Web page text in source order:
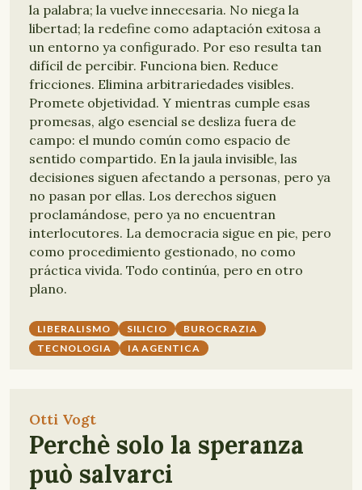
la palabra; la vuelve innecesaria. No niega la
libertad; la redefine como adaptación exitosa a
un entorno ya configurado. Por eso resulta tan
difícil de percibir. Funciona bien. Reduce
fricciones. Elimina arbitrariedades visibles.
Promete objetividad. Y mientras cumple esas
promesas, algo esencial se desliza fuera de
campo: el mundo común como espacio de
sentido compartido. En la jaula invisible, las
decisiones siguen afectando a personas, pero ya
no pasan por ellas. Los derechos siguen
proclamándose, pero ya no encuentran
interlocutores. La democracia sigue en pie, pero
como procedimiento gestionado, no como
práctica vivida. Todo continúa, pero en otro
plano.
LIBERALISMO SILICIO
BUROCRAZIA
TECNOLOGIA
IA AGENTICA
Otti Vogt
Perchè solo la speranza
può salvarci